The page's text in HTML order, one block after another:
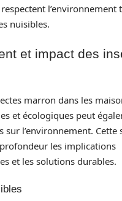
l’environnement
nuisibles.
et impact des
marron dans les
et écologiques peut
sur l’environnement. Cette
les implications
et les solutions durables.